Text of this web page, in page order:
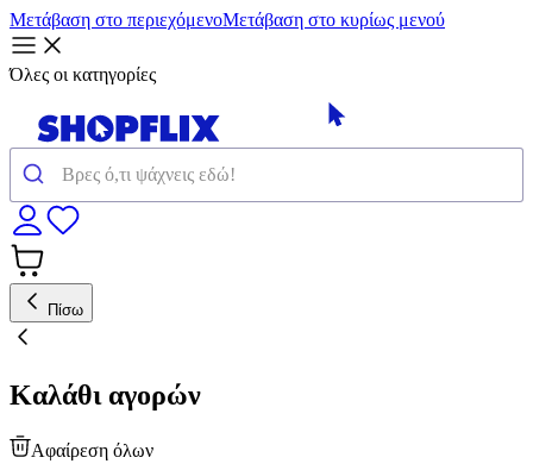
Μετάβαση στο περιεχόμενοΜετάβαση στο κυρίως μενού
Όλες οι κατηγορίες
Πίσω
Καλάθι αγορών
Αφαίρεση όλων